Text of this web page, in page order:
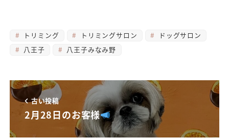
トリミング トリミングサロン
ドッグサロン
八王子
八王子みなみ野
古い投稿
2月28日のお客様